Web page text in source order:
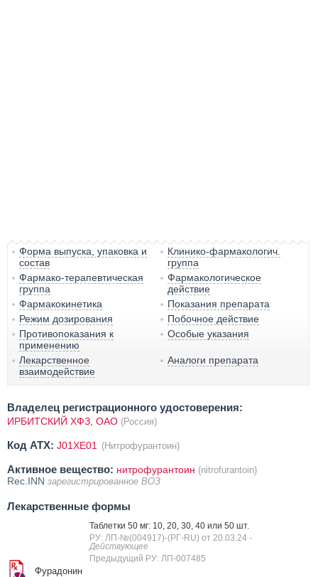
Форма выпуска, упаковка и
состав
Клинико-фармакологич.
группа
Фармако-терапевтическая
группа
Фармакологическое
действие
Фармакокинетика
Показания препарата
Режим дозирования
Побочное действие
Противопоказания к
применению
Особые указания
Лекарственное
взаимодействие
Аналоги препарата
Владелец регистрационного удостоверения:
ИРБИТСКИЙ ХФЗ, ОАО (Россия)
Код ATX: J01XE01 (Нитрофурантоин)
Активное вещество: нитрофурантоин (nitrofurantoin)
Rec.INN зарегистрированное ВОЗ
Лекарственные формы
Фурадонин
Таблетки 50 мг: 10, 20, 30, 40 или 50 шт.
РУ: ЛП-№(004917)-(РГ-RU) от 20.03.24 -
Действующее
Предыдущий РУ: ЛП-007485